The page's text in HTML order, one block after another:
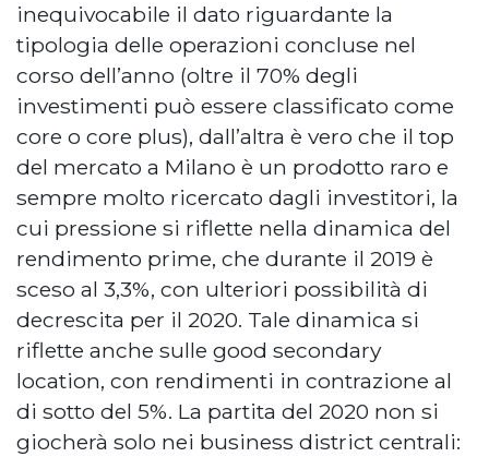
inequivocabile il dato riguardante la
tipologia delle operazioni concluse nel
corso dell’anno (oltre il 70% degli
investimenti può essere classificato come
core o core plus), dall’altra è vero che il top
del mercato a Milano è un prodotto raro e
sempre molto ricercato dagli investitori, la
cui pressione si riflette nella dinamica del
rendimento prime, che durante il 2019 è
sceso al 3,3%, con ulteriori possibilità di
decrescita per il 2020. Tale dinamica si
riflette anche sulle good secondary
location, con rendimenti in contrazione al
di sotto del 5%. La partita del 2020 non si
giocherà solo nei business district centrali: